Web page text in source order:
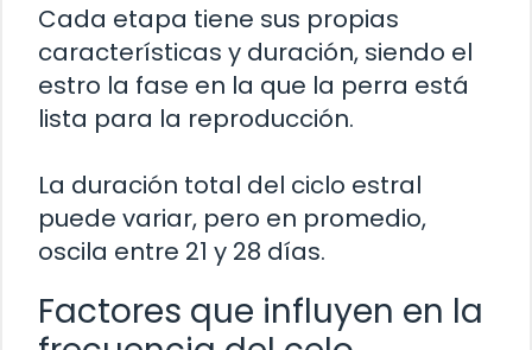
Cada etapa tiene sus propias
características y duración, siendo el
estro la fase en la que la perra está
lista para la reproducción.
La duración total del ciclo estral
puede variar, pero en promedio,
oscila entre 21 y 28 días.
Factores que influyen en la